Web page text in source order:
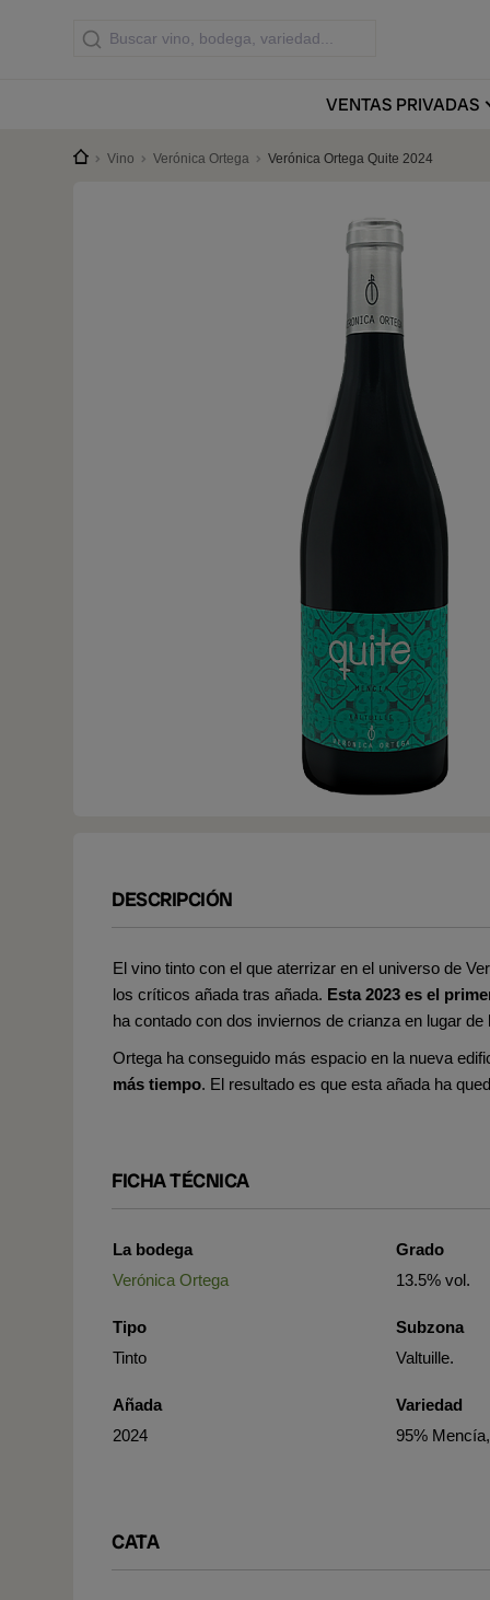
VENTASPRIVADAS
Vino Verónica Ortega Verónica Ortega Quite 2024
DESCRIPCIÓN
El vino tinto con el que aterrizar en el universo de
los críticos añada tras añada. Esta 2023 es el
ha contado con dos inviernos de crianza en lugar
Ortega ha conseguido más espacio en la nueva
más tiempo. El resultado es que esta añada ha
FICHA TÉCNICA
La bodega
Verónica Ortega
Tipo
Tinto
Añada
2024
Grado
13.5% vol.
Subzona
Valtuille.
Variedad
95%
CATA